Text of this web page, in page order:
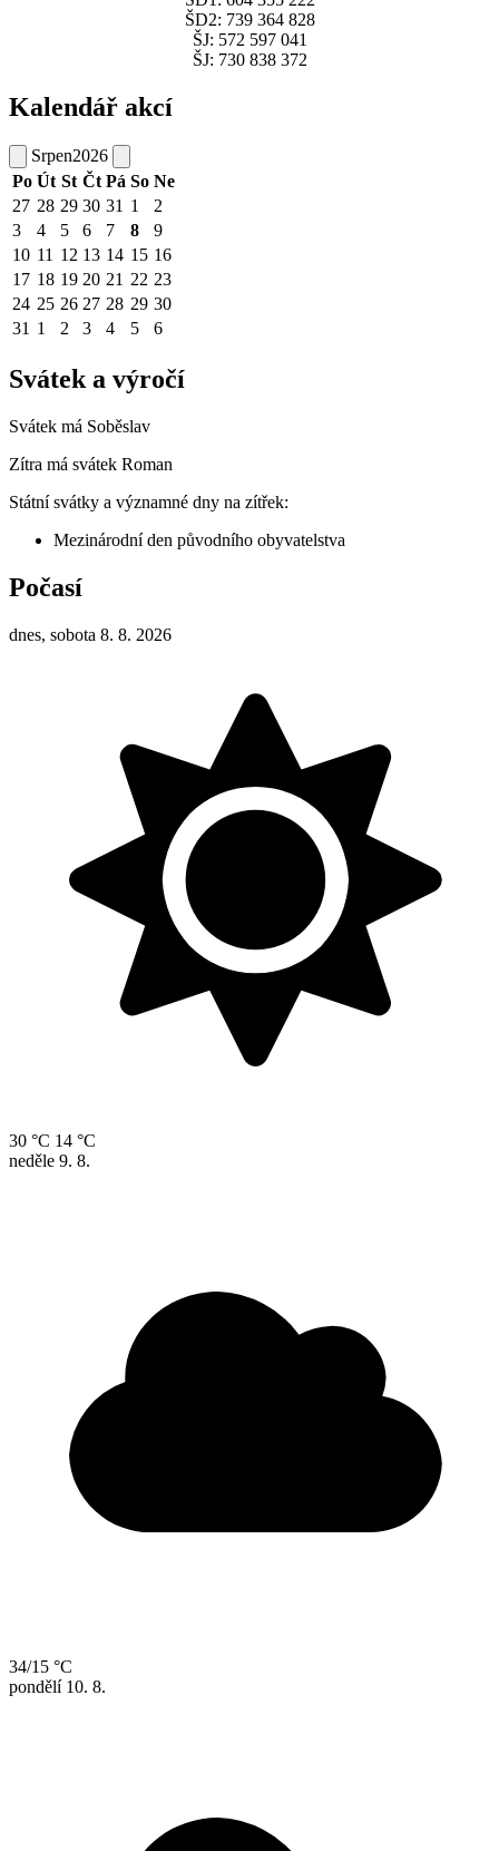
ŠD2: 739 364 828
ŠJ: 572 597 041
ŠJ: 730 838 372
Kalendář akcí
Srpen2026
Po Út St Čt Pá So Ne
27 28 29 30 31 1
2
3
4 5 6 7 8
9
10 11 12 13 14 15 16
17 18 19 20 21 22 23
24 25 26 27 28 29 30
31 1 2 3 4 5 6
Svátek a výročí
Svátek má Soběslav
Zítra má svátek Roman
Státní svátky a významné dny na zítřek:
Mezinárodní den původního obyvatelstva
Počasí
dnes, sobota 8. 8. 2026
30 °C 14 °C
neděle 9. 8.
34/15 °C
pondělí 10. 8.